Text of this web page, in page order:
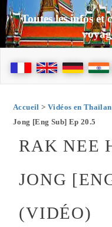
Toutes les infos et
Accueil > Vidéos en
Jong [Eng Sub] Ep 20.5
RAK NEE
JONG
(VIDÉO)